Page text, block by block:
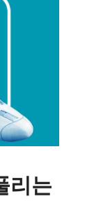
리는